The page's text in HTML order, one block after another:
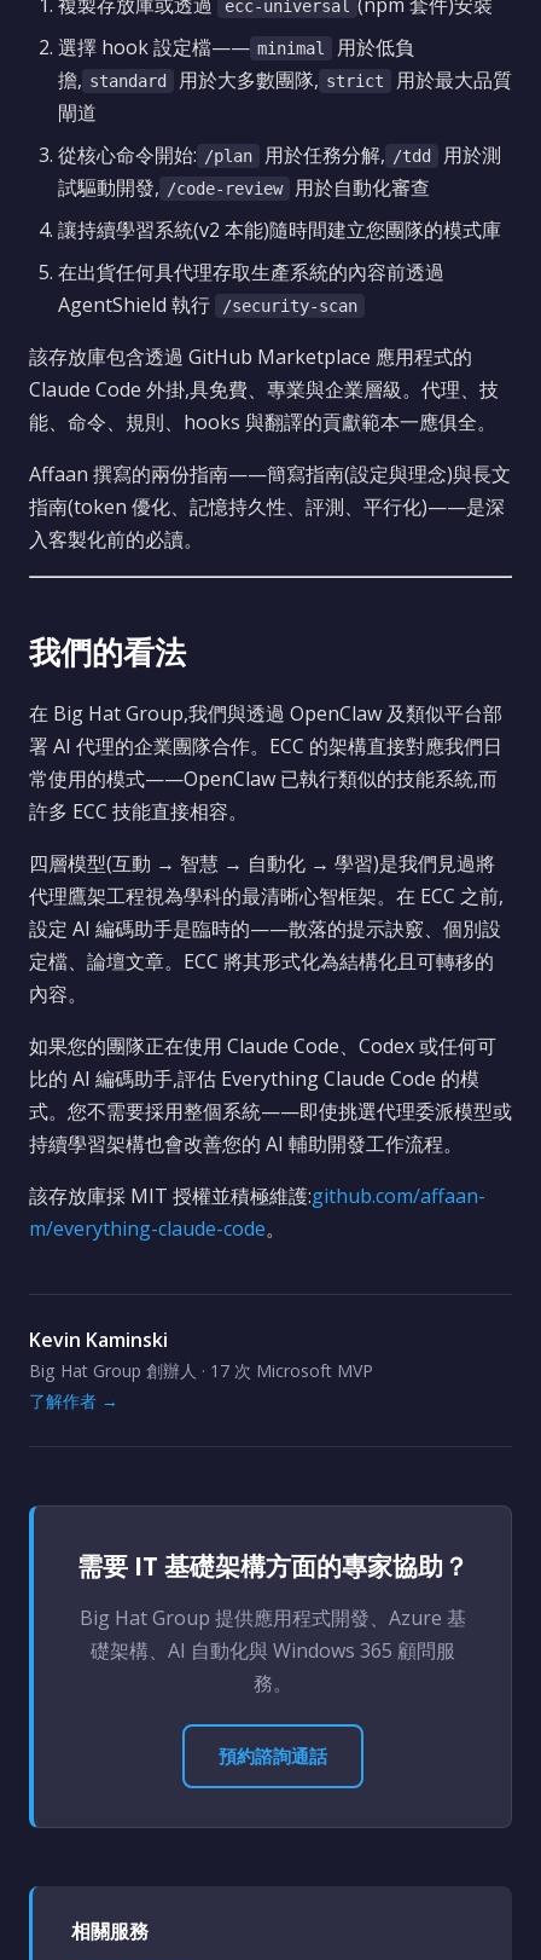
ecc-universal
選擇 hook 設定檔—— minimal
用於低負
擔, standard 用於大多數團隊, strict
用於最大品質
閘道
從核心命令開始: /plan 用於任務分解, /tdd
用於測
試驅動開發, /code-review
用於自動化審查
讓持續學習系統(v2 本能)隨時間建立您團隊的模式庫
在出貨任何具代理存取生產系統的內容前透過
AgentShield 執行
/security-scan
該存放庫包含透過 GitHub Marketplace 應用程式的
Claude Code 外掛,具免費、專業與企業層級。代理、技
能、命令、規則、hooks 與翻譯的貢獻範本一應俱全。
Affaan 撰寫的兩份指南——簡寫指南(設定與理念)與長文
指南(token 優化、記憶持久性、評測、平行化)——是深
入客製化前的必讀。
我們的看法
在 Big Hat Group,我們與透過 OpenClaw 及類似平台部
署 AI 代理的企業團隊合作。ECC 的架構直接對應我們日
常使用的模式——OpenClaw 已執行類似的技能系統,而
許多 ECC 技能直接相容。
四層模型(互動 → 智慧 → 自動化 → 學習)是我們見過將
代理鷹架工程視為學科的最清晰心智框架。在 ECC 之前,
設定 AI 編碼助手是臨時的——散落的提示訣竅、個別設
定檔、論壇文章。ECC 將其形式化為結構化且可轉移的
內容。
如果您的團隊正在使用 Claude Code、Codex 或任何可
比的 AI 編碼助手,評估 Everything Claude Code 的模
式。您不需要採用整個系統——即使挑選代理委派模型或
持續學習架構也會改善您的 AI 輔助開發工作流程。
該存放庫採 MIT 授權並積極維護:github.com/affaan-
m/everything-claude-code。
Kevin Kaminski
Big Hat Group 創辦人 · 17 次 Microsoft MVP
了解作者 →
需要 IT 基礎架構方面的專家協助？
Big Hat Group 提供應用程式開發、Azure 基
礎架構、AI 自動化與 Windows 365 顧問服
務。
預約諮詢通話
相關服務